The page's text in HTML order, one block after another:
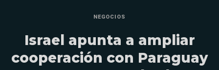
NEGOCIOS
Israel apunta a ampliar
cooperación con Paraguay